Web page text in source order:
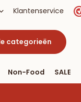
vanaf € 40
Klantenservice
categorieën
Non-Food SALE